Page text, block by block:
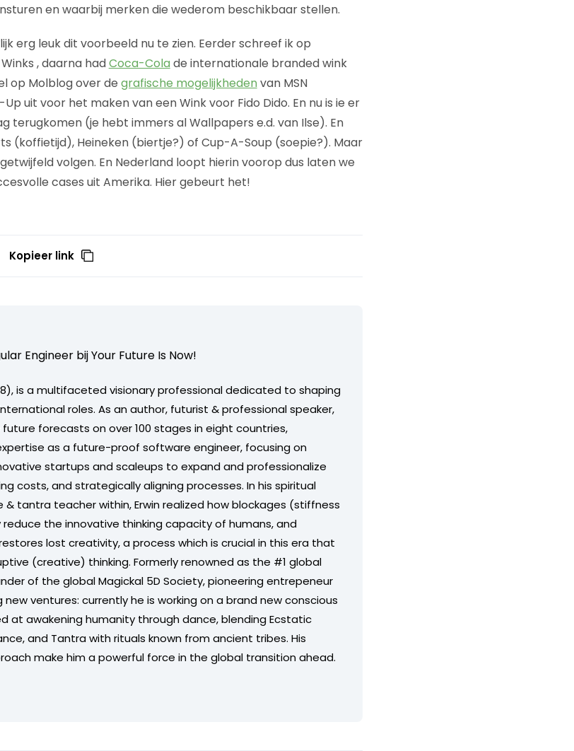
en waarbij merken die wederom beschikbaar stellen.
erg leuk dit voorbeeld nu te zien. Eerder schreef ik op
, daarna hadCoca-Cola de internationale branded wink
op Molblog over de grafische mogelijkheden van MSN
uit voor het maken van een Wink voor Fido Dido. En nu is ie er
terugkomen (je hebt immers al Wallpapers e.d. van Ilse). En
(koffietijd), Heineken (biertje?) of Cup-A-Soup (soepie?). Maar
volgen. En Nederland loopt hierin voorop dus laten we
cases uit Amerika. Hier gebeurt het!
Kopieer link
Engineer bijYour Future Is Now!
is a multifaceted visionary professional dedicated to shaping
roles. As an author, futurist & professional speaker,
forecasts on over 100 stages in eight countries,
as a future-proof software engineer, focusing on
startups and scaleups to expand and professionalize
costs, and strategically aligning processes. In his spiritual
& tantra teacher within, Erwin realized how blockages (stiffness
the innovative thinking capacity of humans, and
lost creativity, a process which is crucial in this era that
(creative) thinking. Formerly renowned as the #1 global
of the global Magickal 5D Society, pioneering entrepeneur
new ventures: currently he is working on a brand new conscious
at awakening humanity through dance, blending Ecstatic
and Tantra with rituals known from ancient tribes. His
make him a powerful force in the global transition ahead.